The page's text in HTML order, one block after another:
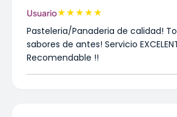
Usuario★★★★★
Pasteleria/Panaderia de calidad!
sabores de antes! Servicio
Recomendable !!